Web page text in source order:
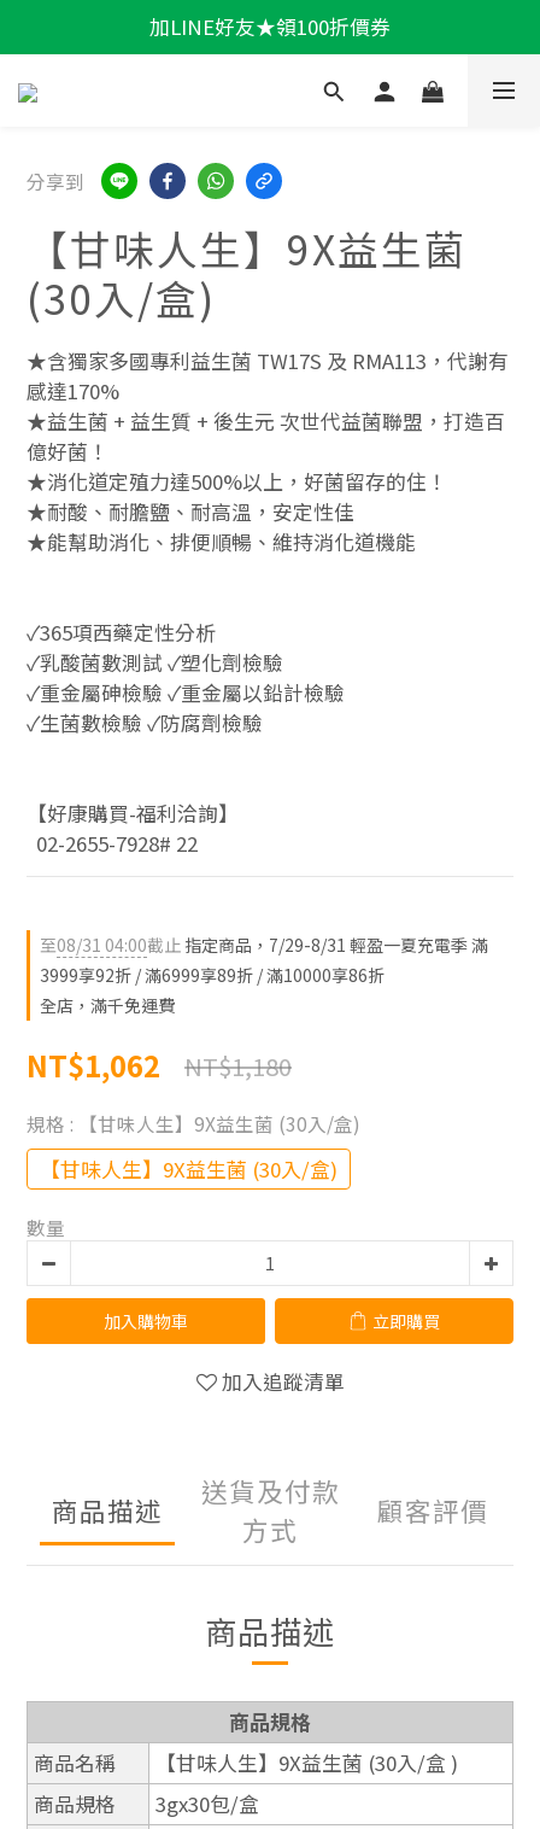
輕盈一夏★滿額86折
加LINE好友★領100折價券
輕盈一夏★滿額86折
分享到
【甘味人生】9X益生菌
(30入/盒)
★含獨家多國專利益生菌 TW17S 及 RMA113，代謝有
感達170%
★益生菌 + 益生質 + 後生元 次世代益菌聯盟，打造百
億好菌！
★消化道定殖力達500%以上，好菌留存的住！
★耐酸、耐膽鹽、耐高溫，安定性佳
★能幫助消化、排便順暢、維持消化道機能
✓365項西藥定性分析
✓乳酸菌數測試 ✓塑化劑檢驗
✓重金屬砷檢驗 ✓重金屬以鉛計檢驗
✓生菌數檢驗 ✓防腐劑檢驗
【好康購買-福利洽詢】
  02-2655-7928# 22
至08/31 04:00截止 指定商品，7/29-8/31 輕盈一夏充電季 滿
3999享92折 / 滿6999享89折 / 滿10000享86折
全店，滿千免運費
NT$1,062 NT$1,180
規格 : 【甘味人生】9X益生菌 (30入/盒)
【甘味人生】9X益生菌 (30入/盒)
數量
加入購物車 立即購買
加入追蹤清單
商品描述
送貨及付款
方式
顧客評價
商品描述
商品規格
商品名稱
【甘味人生】9X益生菌 (30入/盒 )
商品規格
3gx30包/盒